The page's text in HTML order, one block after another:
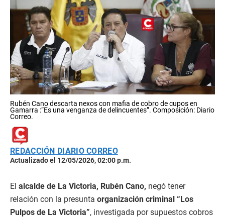
Rubén Cano descarta nexos con mafia de cobro de cupos en
Gamarra :“Es una venganza de delincuentes”. Composición: Diario
Correo.
REDACCIÓN DIARIO CORREO
Actualizado el 12/05/2026, 02:00 p.m.
El alcalde de La Victoria, Rubén Cano, negó tener
relación con la presunta organización criminal “Los
Pulpos de La Victoria”, investigada por supuestos cobros